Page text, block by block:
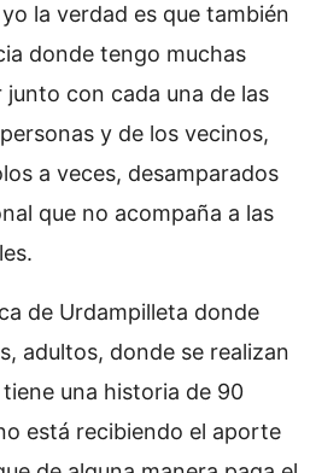
la verdad es que también
donde tengo muchas
con cada una de las
y de los vecinos,
a veces, desamparados
que no acompaña a las
de Urdampilleta donde
adultos, donde se realizan
una historia de 90
está recibiendo el aporte